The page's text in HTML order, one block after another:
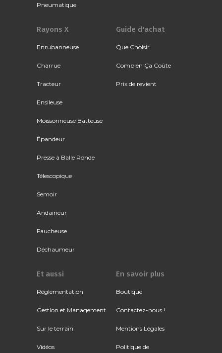
Pneumatique
Rayons X
Enrubanneuse
Charrue
Tracteur
Ensileuse
Moissonneuse Batteuse
Épandeur
Presse à Balle Ronde
Télescopique
Semoir
Andaineur
Faucheuse
Déchaumeur
Guide d'achat
Que Choisir
Combien Ça Coûte
Prix de revient
Et aussi
Réglementation
Gestion et Management
Sur le terrain
Vidéos
En savoir plus
Boutique
Contactez-nous !
Mentions Légales
Politique de